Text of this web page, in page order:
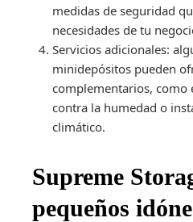
medidas de seguridad
necesidades de tu
Servicios adicionales:
minidepósitos pueden
complementarios, como
contra la humedad o
climático.
Supreme
pequeños